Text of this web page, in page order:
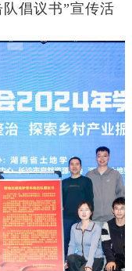
倡议书”宣传活